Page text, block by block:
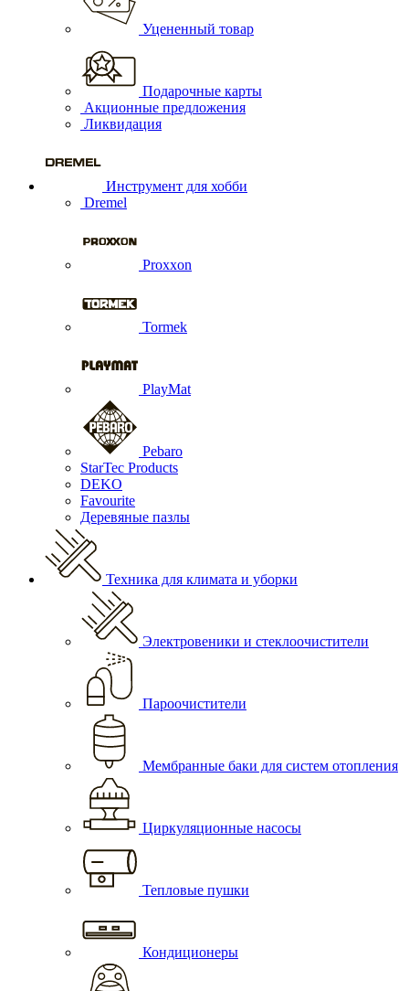
Уцененный товар
Подарочные карты
Акционные предложения
Ликвидация
Инструмент для хобби
Dremel
Proxxon
Tormek
PlayMat
Pebaro
StarTec Products
DEKO
Favourite
Деревяные пазлы
Техника для климата и уборки
Электровеники и стеклоочистители
Пароочистители
Мембранные баки для систем отопления
Циркуляционные насосы
Тепловые пушки
Кондиционеры